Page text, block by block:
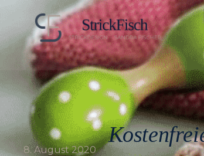
8. August 2020